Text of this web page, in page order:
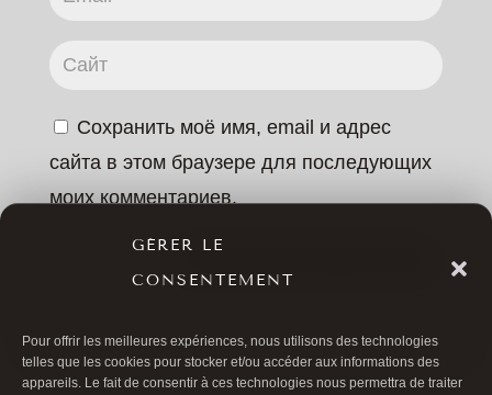
GÉRER LE
CONSENTEMENT
Pour offrir les meilleures expériences, nous utilisons des technologies
telles que les cookies pour stocker et/ou accéder aux informations des
appareils. Le fait de consentir à ces technologies nous permettra de traiter
Сохранить моё имя, email и адрес
сайта в этом браузере для последующих
моих комментариев.